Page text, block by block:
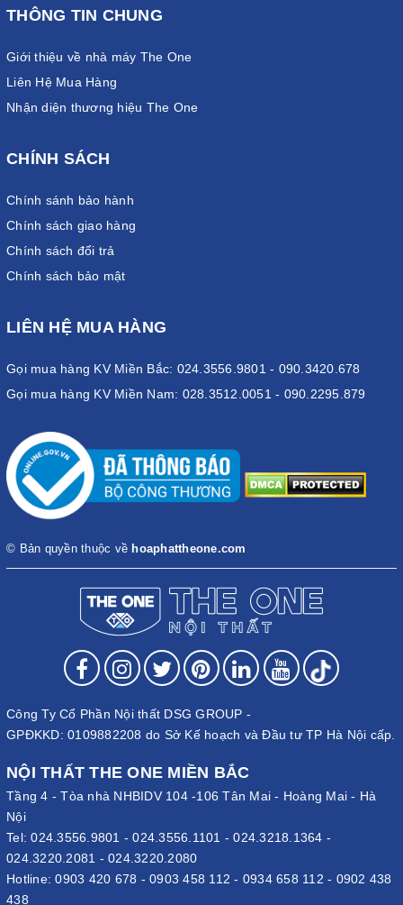
THÔNG TIN CHUNG
Giới thiệu về nhà máy The One
Liên Hệ Mua Hàng
Nhận diện thương hiệu The One
CHÍNH SÁCH
Chính sánh bảo hành
Chính sách giao hàng
Chính sách đổi trả
Chính sách bảo mật
LIÊN HỆ MUA HÀNG
Gọi mua hàng KV Miền Bắc: 024.3556.9801 - 090.3420.678
Gọi mua hàng KV Miền Nam: 028.3512.0051 - 090.2295.879
© Bản quyền thuộc về hoaphattheone.com
Công Ty Cổ Phần Nội thất DSG GROUP -
GPĐKKD: 0109882208 do Sở Kế hoạch và Đầu tư TP Hà Nội cấp.
NỘI THẤT THE ONE MIỀN BẮC
Tầng 4 - Tòa nhà NHBIDV 104 -106 Tân Mai - Hoàng Mai - Hà
Nội
Tel:024.3556.9801 -024.3556.1101 -024.3218.1364 -
024.3220.2081 - 024.3220.2080
Hotline:0903 420 678 - 0903 458 112 - 0934 658 112 - 0902 438
438